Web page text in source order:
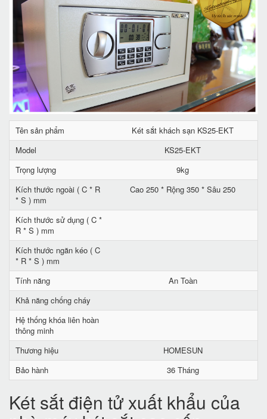
Tên sản phẩm
Két sắt khách sạn KS25-EKT
Model
KS25-EKT
Trọng lượng
9kg
Kích thước ngoài ( C * R
* S ) mm
Cao 250 * Rộng 350 * Sâu 250
Kích thước sử dụng ( C *
R * S ) mm
Kích thước ngăn kéo ( C
* R * S ) mm
Tính năng
An Toàn
Khả năng chống cháy
Hệ thống khóa liên hoàn
thông minh
Thương hiệu
HOMESUN
Bảo hành
36 Tháng
Két sắt điện tử xuất khẩu của